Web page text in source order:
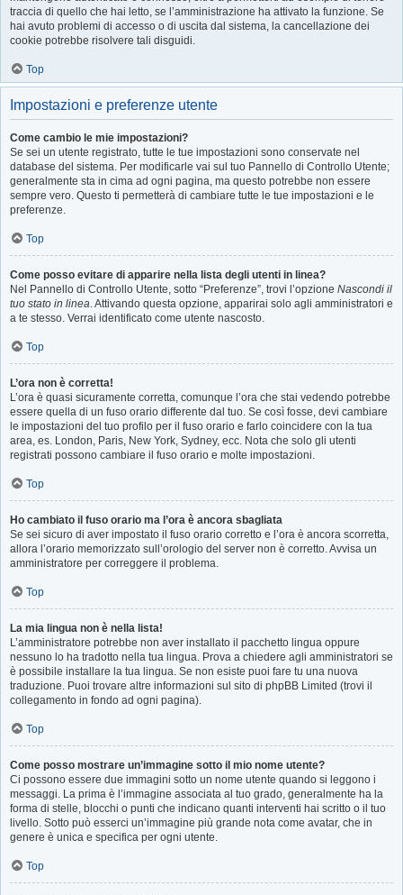
traccia di quello che hai letto, se l’amministrazione ha attivato la funzione. Se
hai avuto problemi di accesso o di uscita dal sistema, la cancellazione dei
cookie potrebbe risolvere tali disguidi.
Top
Impostazioni e preferenze utente
Come cambio le mie impostazioni?
Se sei un utente registrato, tutte le tue impostazioni sono conservate nel
database del sistema. Per modificarle vai sul tuo Pannello di Controllo Utente;
generalmente sta in cima ad ogni pagina, ma questo potrebbe non essere
sempre vero. Questo ti permetterà di cambiare tutte le tue impostazioni e le
preferenze.
Top
Come posso evitare di apparire nella lista degli utenti in linea?
Nel Pannello di Controllo Utente, sotto “Preferenze”, trovi l’opzione Nascondi il
tuo stato in linea. Attivando questa opzione, apparirai solo agli amministratori e
a te stesso. Verrai identificato come utente nascosto.
Top
L’ora non è corretta!
L’ora è quasi sicuramente corretta, comunque l’ora che stai vedendo potrebbe
essere quella di un fuso orario differente dal tuo. Se così fosse, devi cambiare
le impostazioni del tuo profilo per il fuso orario e farlo coincidere con la tua
area, es. London, Paris, New York, Sydney, ecc. Nota che solo gli utenti
registrati possono cambiare il fuso orario e molte impostazioni.
Top
Ho cambiato il fuso orario ma l’ora è ancora sbagliata
Se sei sicuro di aver impostato il fuso orario corretto e l’ora è ancora scorretta,
allora l’orario memorizzato sull’orologio del server non è corretto. Avvisa un
amministratore per correggere il problema.
Top
La mia lingua non è nella lista!
L’amministratore potrebbe non aver installato il pacchetto lingua oppure
nessuno lo ha tradotto nella tua lingua. Prova a chiedere agli amministratori se
è possibile installare la tua lingua. Se non esiste puoi fare tu una nuova
traduzione. Puoi trovare altre informazioni sul sito di phpBB Limited (trovi il
collegamento in fondo ad ogni pagina).
Top
Come posso mostrare un’immagine sotto il mio nome utente?
Ci possono essere due immagini sotto un nome utente quando si leggono i
messaggi. La prima è l’immagine associata al tuo grado, generalmente ha la
forma di stelle, blocchi o punti che indicano quanti interventi hai scritto o il tuo
livello. Sotto può esserci un’immagine più grande nota come avatar, che in
genere è unica e specifica per ogni utente.
Top